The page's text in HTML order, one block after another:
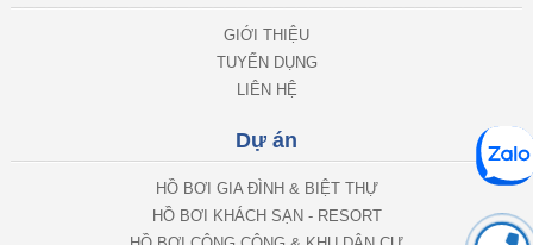
GIỚI THIỆU
TUYỂN DỤNG
LIÊN HỆ
Dự án
HỒ BƠI GIA ĐÌNH & BIỆT THỰ
HỒ BƠI KHÁCH SẠN - RESORT